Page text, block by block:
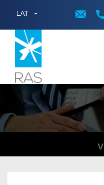
LAT